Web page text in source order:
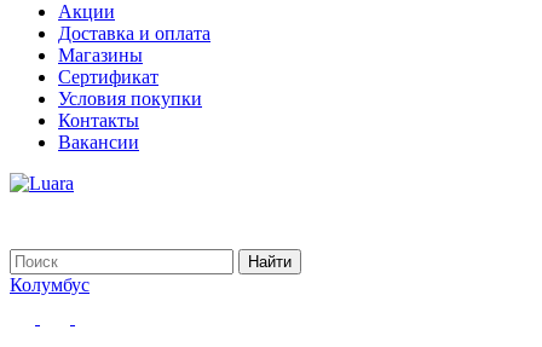
Акции
Доставка и оплата
Магазины
Сертификат
Условия покупки
Контакты
Вакансии
Колумбус